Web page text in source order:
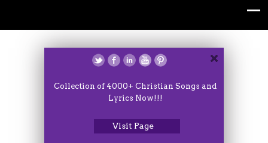
Collection of 4000+ Christian Songs and
Lyrics Now!!!
Visit Page